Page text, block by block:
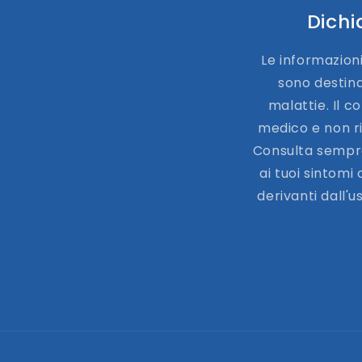
Le
sono
malattie. Il
medico e non
Consulta
ai tuoi sintomi
derivanti